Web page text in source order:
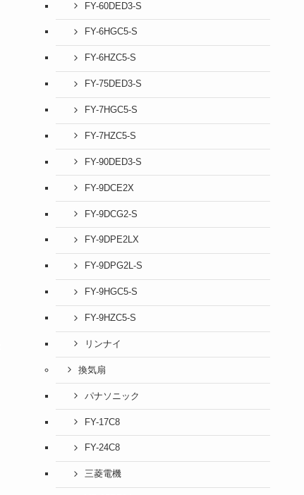
FY-60DED3-S
FY-6HGC5-S
FY-6HZC5-S
FY-75DED3-S
FY-7HGC5-S
FY-7HZC5-S
FY-90DED3-S
FY-9DCE2X
FY-9DCG2-S
FY-9DPE2LX
FY-9DPG2L-S
FY-9HGC5-S
FY-9HZC5-S
リンナイ
換気扇
パナソニック
FY-17C8
FY-24C8
三菱電機